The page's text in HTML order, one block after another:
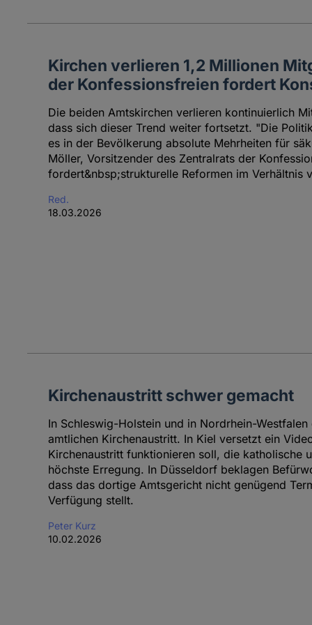
Kirchen verlieren 1,2 Millionen
der Konfessionsfreien fordert
Die beiden Amtskirchen verlieren kontinuierlich
dass sich dieser Trend weiter fortsetzt. "Die
es in der Bevölkerung absolute Mehrheiten für
Möller, Vorsitzender des Zentralrats der
fordert&nbsp;strukturelle Reformen im Verhältnis
Red.
18.03.2026
Kirchenaustritt schwer gemacht
In Schleswig-Holstein und in Nordrhein-
amtlichen Kirchenaustritt. In Kiel versetzt ein
Kirchenaustritt funktionieren soll, die katholische
höchste Erregung. In Düsseldorf beklagen
dass das dortige Amtsgericht nicht genügend
Verfügung stellt.
Peter Kurz
10.02.2026